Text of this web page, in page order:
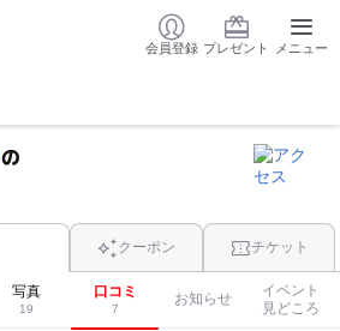
会員登録 プレゼント メニュー
の
クーポン チケット
写真
19
口コミ
7
お知らせ
イベント
見どころ